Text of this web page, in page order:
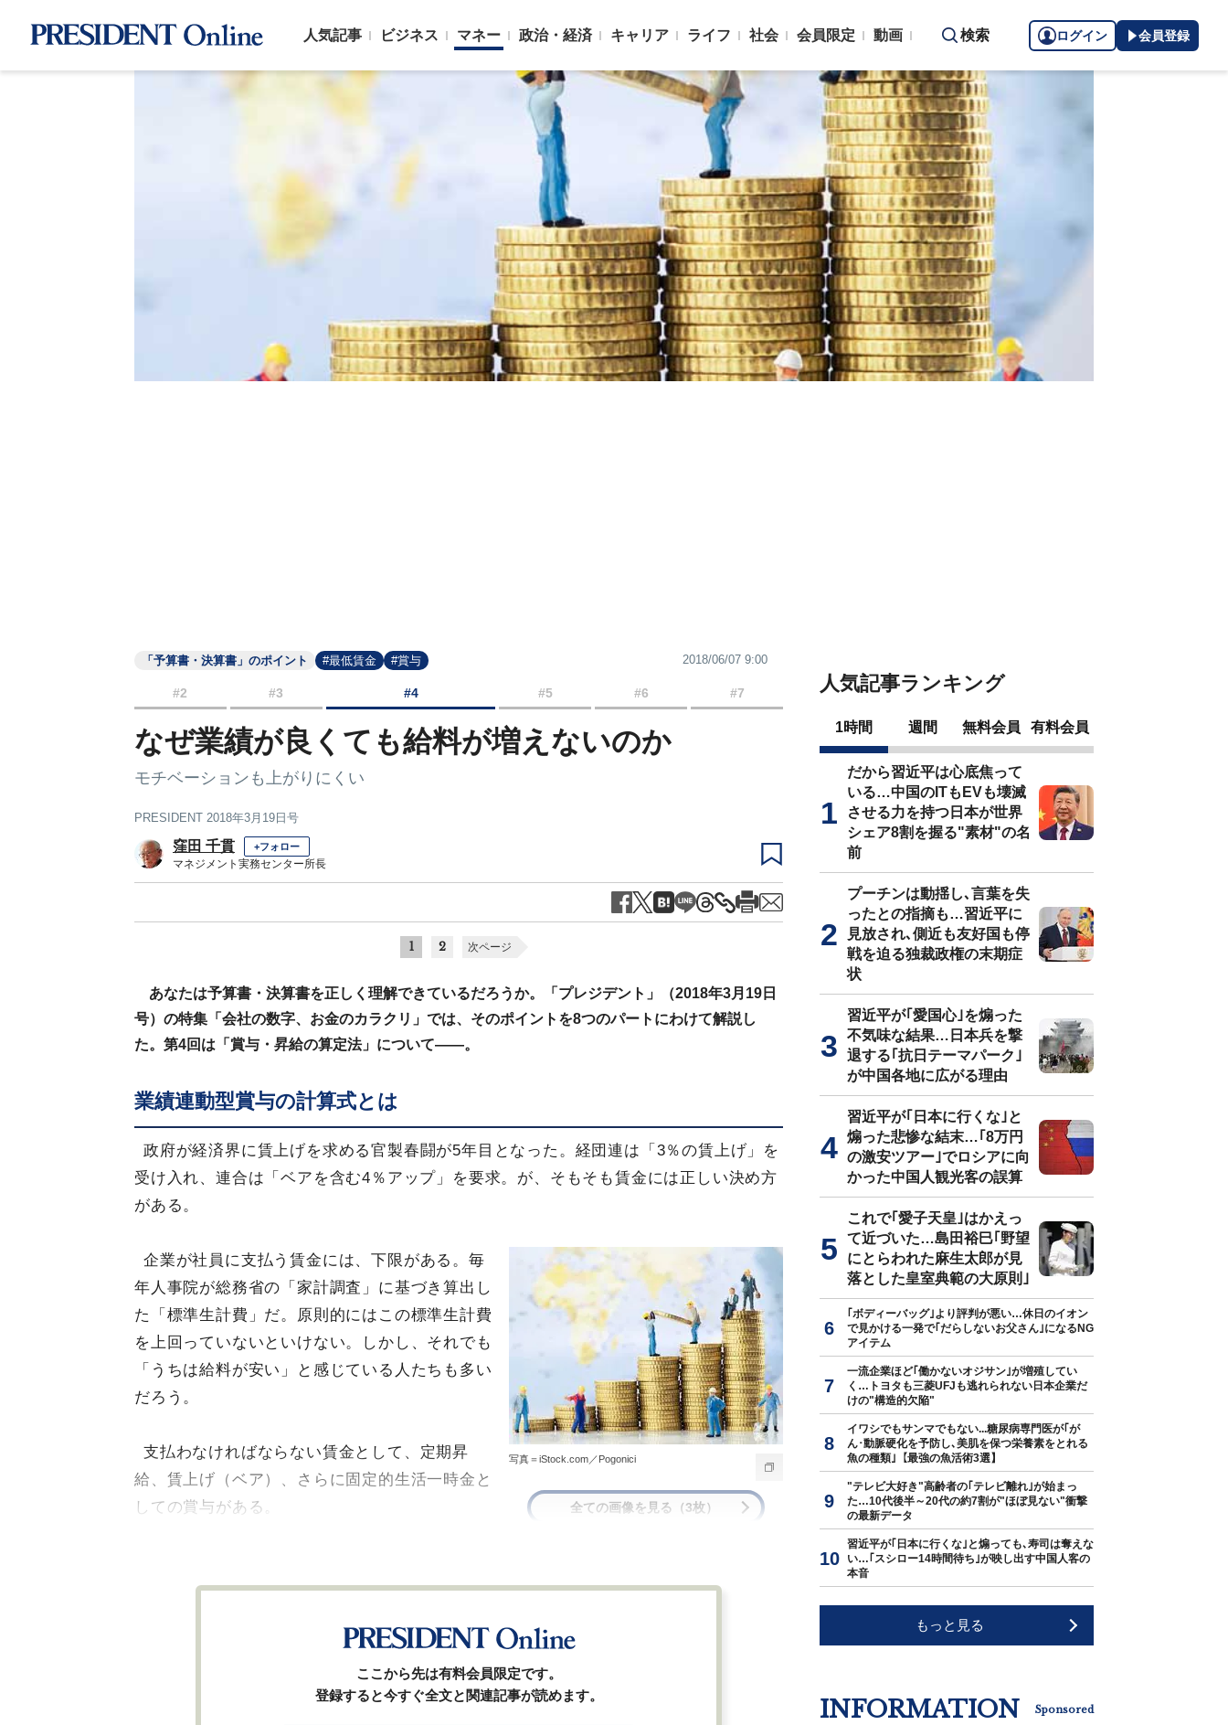
人気記事 ビジネス マネー 政治・経済 キャリア ライフ 社会 会員限定 動画 検索 ログイン 会員登録
「予算書・決算書」のポイント #最低賃金 #賞与 2018/06/07 9:00
#2 #3 #4 #5 #6 #7
なぜ業績が良くても給料が増えないのか
モチベーションも上がりにくい
PRESIDENT 2018年3月19日号
窪田 千貫 +フォロー
マネジメント実務センター所長
1 2 次ページ
あなたは予算書・決算書を正しく理解できているだろうか。「プレジデント」（2018年3月19日
号）の特集「会社の数字、お金のカラクリ」では、そのポイントを8つのパートにわけて解説し
た。第4回は「賞与・昇給の算定法」について――。
業績連動型賞与の計算式とは
政府が経済界に賃上げを求める官製春闘が5年目となった。経団連は「3％の賃上げ」を
受け入れ、連合は「ベアを含む4％アップ」を要求。が、そもそも賃金には正しい決め方
がある。
写真＝iStock.com／Pogonici
全ての画像を見る（3枚）
企業が社員に支払う賃金には、下限がある。毎
年人事院が総務省の「家計調査」に基づき算出し
た「標準生計費」だ。原則的にはこの標準生計費
を上回っていないといけない。しかし、それでも
「うちは給料が安い」と感じている人たちも多い
だろう。
支払わなければならない賃金として、定期昇
給、賃上げ（ベア）、さらに固定的生活一時金と
しての賞与がある。
ここから先は有料会員限定です。
登録すると今すぐ全文と関連記事が読めます。
人気記事ランキング
1時間 週間 無料会員 有料会員
だから習近平は心底焦って
いる…中国のITもEVも壊滅
させる力を持つ日本が世界
シェア8割を握る"素材"の名
前
プーチンは動揺し､言葉を失
ったとの指摘も…習近平に
見放され､側近も友好国も停
戦を迫る独裁政権の末期症
状
習近平が｢愛国心｣を煽った
不気味な結果…日本兵を撃
退する｢抗日テーマパーク｣
が中国各地に広がる理由
習近平が｢日本に行くな｣と
煽った悲惨な結末…｢8万円
の激安ツアー｣でロシアに向
かった中国人観光客の誤算
これで｢愛子天皇｣はかえっ
て近づいた…島田裕巳｢野望
にとらわれた麻生太郎が見
落とした皇室典範の大原則｣
｢ボディーバッグ｣より評判が悪い…休日のイオン
で見かける一発で｢だらしないお父さん｣になるNG
アイテム
一流企業ほど｢働かないオジサン｣が増殖してい
く…トヨタも三菱UFJも逃れられない日本企業だ
けの"構造的欠陥"
イワシでもサンマでもない...糖尿病専門医が｢が
ん･動脈硬化を予防し､美肌を保つ栄養素をとれる
魚の種類｣【最強の魚活術3選】
"テレビ大好き"高齢者の｢テレビ離れ｣が始まっ
た…10代後半～20代の約7割が"ほぼ見ない"衝撃
の最新データ
習近平が｢日本に行くな｣と煽っても､寿司は奪えな
い…｢スシロー14時間待ち｣が映し出す中国人客の
本音
もっと見る
INFORMATION Sponsored